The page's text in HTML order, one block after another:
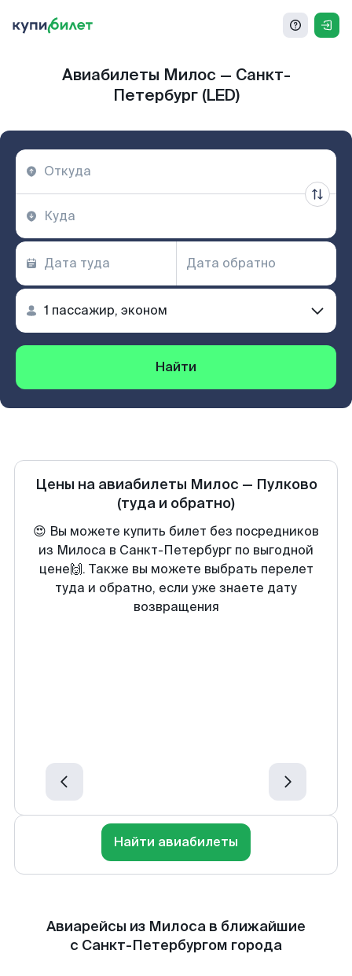
Авиабилеты Милос — Санкт-
Петербург (LED)
Найти
Цены на авиабилеты Милос — Пулково
(туда и обратно)
😍 Вы можете купить билет без посредников
из Милоса в Санкт-Петербург по выгодной
цене🙌. Также вы можете выбрать перелет
туда и обратно, если уже знаете дату
возвращения
Найти авиабилеты
Авиарейсы из Милоса в ближайшие
с Санкт-Петербургом города